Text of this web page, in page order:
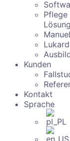
Kunden
Kontakt
Sprache